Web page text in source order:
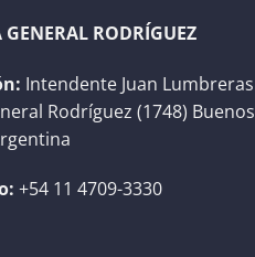
GENERAL RODRÍGUEZ
Intendente Juan Lumbreras
Rodríguez (1748) Buenos
+54 11 4709-3330